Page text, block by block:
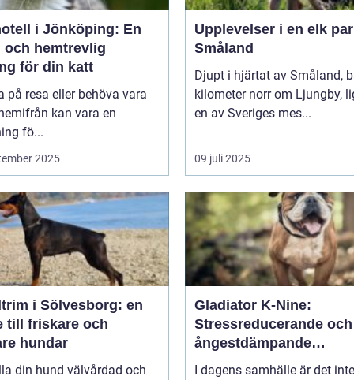
i Jönköping: En
och hemtrevlig
för din katt
på resa eller behöva vara
kan vara en
fö...
2025
Upplevelser i en elk
Småland
Djupt i hjärtat av Småland,
kilometer norr om Ljungby,
en av Sveriges mes...
09 juli 2025
i Sölvesborg: en
till friskare och
hundar
din hund välvårdad och
Gladiator K-Nine:
Stressreducerande och
ångestdämpande
hundhalsband
I dagens samhälle är det